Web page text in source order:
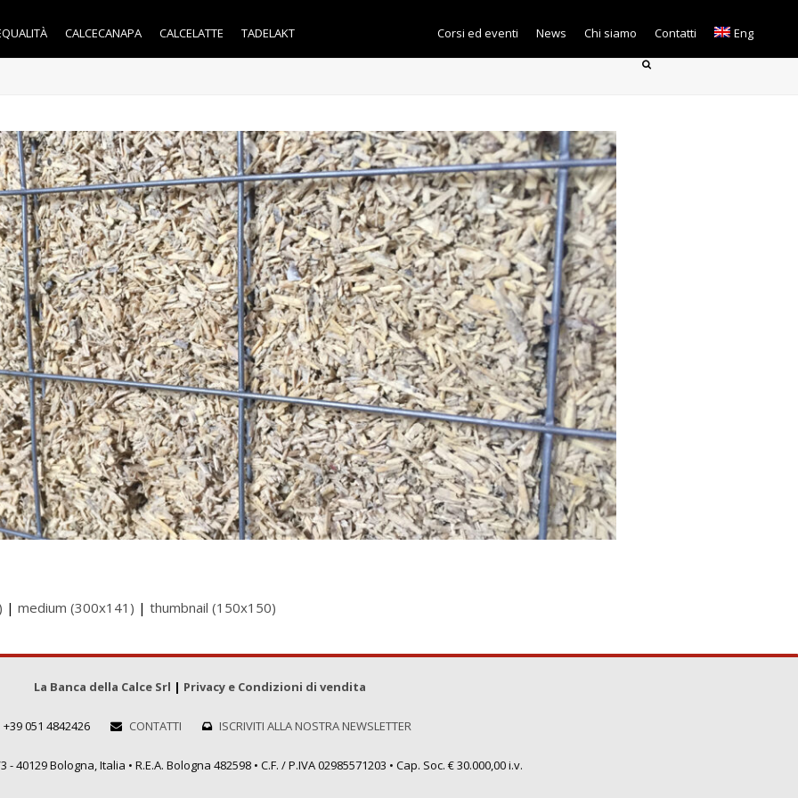
CALCECANAPA CALCELATTE TADELAKT Corsi ed eventi News Chi siamo Contatti Eng
| medium (300x141) | thumbnail (150x150)
La Banca della Calce Srl | Privacy e Condizioni di vendita
+39 051 4842426 CONTATTI ISCRIVITI ALLA NOSTRA NEWSLETTER
40129 Bologna, Italia • R.E.A. Bologna 482598 • C.F. / P.IVA 02985571203 • Cap. Soc. € 30.000,00 i.v.